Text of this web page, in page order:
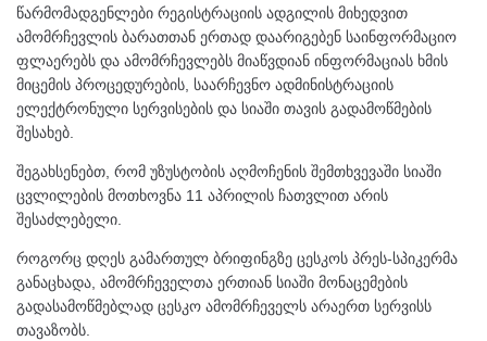
წარმომადგენლები რეგისტრაციის ადგილის მიხედვით
ამომრჩევლის ბარათთან ერთად დაარიგებენ საინფორმაციო
ფლაერებს და ამომრჩევლებს მიაწვდიან ინფორმაციას ხმის
მიცემის პროცედურების, საარჩევნო ადმინისტრაციის
ელექტრონული სერვისების და სიაში თავის გადამოწმების
შესახებ.
შეგახსენებთ, რომ უზუსტობის აღმოჩენის შემთხვევაში სიაში
ცვლილების მოთხოვნა 11 აპრილის ჩათვლით არის
შესაძლებელი.
როგორც დღეს გამართულ ბრიფინგზე ცესკოს პრეს-სპიკერმა
განაცხადა, ამომრჩეველთა ერთიან სიაში მონაცემების
გადასამოწმებლად ცესკო ამომრჩეველს არაერთ სერვისს
თავაზობს.